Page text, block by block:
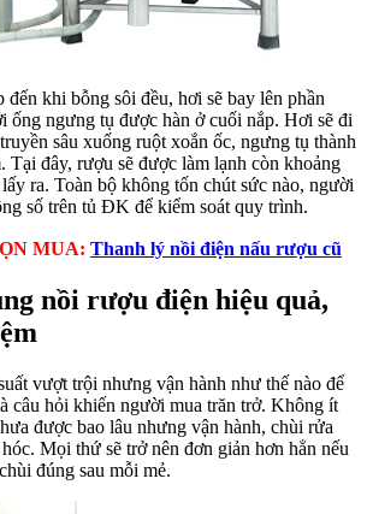
đến khi bỗng sôi đều, hơi sẽ bay lên phần
ống ngưng tụ được hàn ở cuối nắp. Hơi sẽ đi
sâu xuống ruột xoắn ốc, ngưng tụ thành
Tại đây, rượu sẽ được làm lạnh còn khoảng
ra. Toàn bộ không tốn chút sức nào, người
số trên tủ ĐK để kiểm soát quy trình.
MUA: Thanh lý nồi điện nấu rượu cũ
nồi rượu điện hiệu quả,
vượt trội nhưng vận hành như thế nào để
câu hỏi khiến người mua trăn trở. Không ít
được bao lâu nhưng vận hành, chùi rửa
Mọi thứ sẽ trở nên đơn giản hơn hẳn nếu
đúng sau mỗi mẻ.